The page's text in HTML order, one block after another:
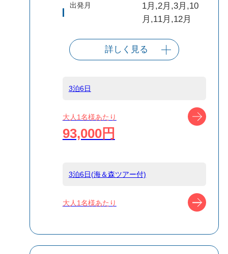
出発月
1月,2月,3月,10
月,11月,12月
出発港
東京（竹芝客船
往復大型客船
食事条件 食事なし
詳しく見る
3泊6日
大人1名様あたり
93,000円
3泊6日(海＆森ツアー付)
大人1名様あたり